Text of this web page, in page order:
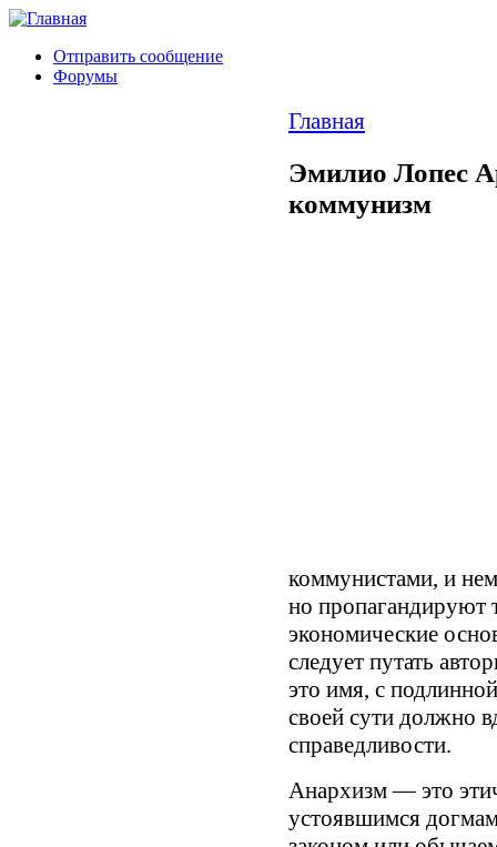
Отправить сообщение
Форумы
Главная
Эмилио Лопес
коммунизм
коммунистами, и
но пропагандируют
экономические
следует путать
это имя, с
своей сути должно
справедливости.
Анархизм — это
устоявшимся